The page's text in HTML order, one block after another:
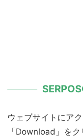
ウェブサイトにア
「Download」をク